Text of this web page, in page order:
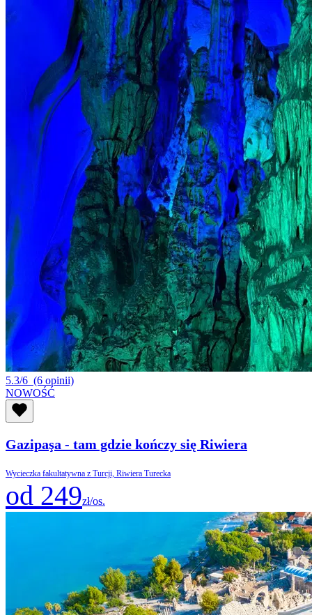
5.3/6 (6 opinii)
NOWOŚĆ
Gazipaşa - tam gdzie kończy się Riwiera
Wycieczka fakultatywna z Turcji, Riwiera Turecka
od 249zł/os.